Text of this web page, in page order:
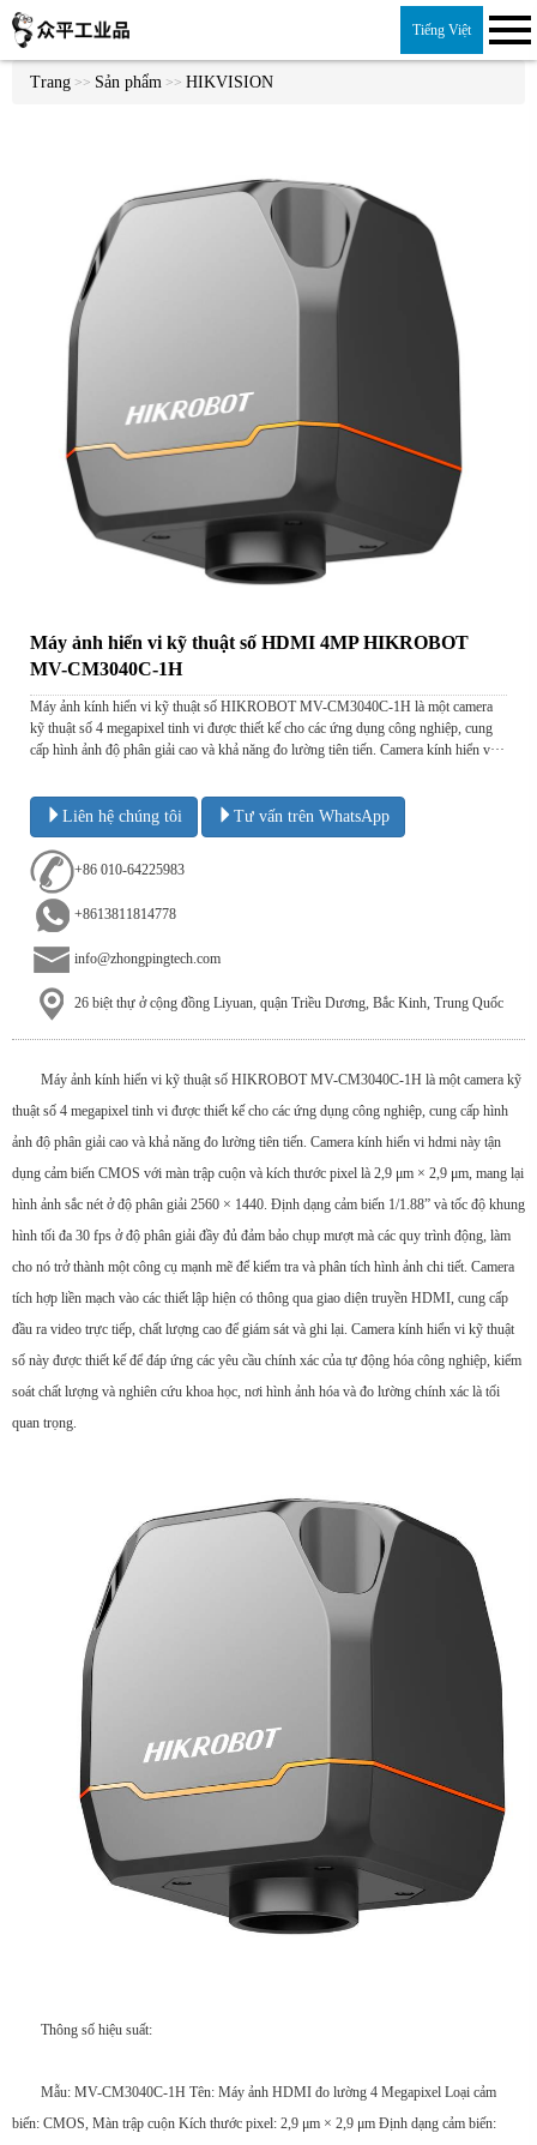
Tiếng Việt
Trang >> Sản phẩm >> HIKVISION
Máy ảnh hiển vi kỹ thuật số HDMI 4MP HIKROBOT
MV-CM3040C-1H
Máy ảnh kính hiển vi kỹ thuật số HIKROBOT MV-CM3040C-1H là một camera
kỹ thuật số 4 megapixel tinh vi được thiết kế cho các ứng dụng công nghiệp, cung
cấp hình ảnh độ phân giải cao và khả năng đo lường tiên tiến. Camera kính hiển v···
Liên hệ chúng tôi Tư vấn trên WhatsApp
+86 010-64225983
+8613811814778
info@zhongpingtech.com
26 biệt thự ở cộng đồng Liyuan, quận Triều Dương, Bắc Kinh, Trung Quốc
Máy ảnh kính hiển vi kỹ thuật số HIKROBOT MV-CM3040C-1H là một camera kỹ
thuật số 4 megapixel tinh vi được thiết kế cho các ứng dụng công nghiệp, cung cấp hình
ảnh độ phân giải cao và khả năng đo lường tiên tiến. Camera kính hiển vi hdmi này tận
dụng cảm biến CMOS với màn trập cuộn và kích thước pixel là 2,9 μm × 2,9 μm, mang lại
hình ảnh sắc nét ở độ phân giải 2560 × 1440. Định dạng cảm biến 1/1.88” và tốc độ khung
hình tối đa 30 fps ở độ phân giải đầy đủ đảm bảo chụp mượt mà các quy trình động, làm
cho nó trở thành một công cụ mạnh mẽ để kiểm tra và phân tích hình ảnh chi tiết. Camera
tích hợp liền mạch vào các thiết lập hiện có thông qua giao diện truyền HDMI, cung cấp
đầu ra video trực tiếp, chất lượng cao để giám sát và ghi lại. Camera kính hiển vi kỹ thuật
số này được thiết kế để đáp ứng các yêu cầu chính xác của tự động hóa công nghiệp, kiểm
soát chất lượng và nghiên cứu khoa học, nơi hình ảnh hóa và đo lường chính xác là tối
quan trọng.
Thông số hiệu suất:
Mẫu: MV-CM3040C-1H Tên: Máy ảnh HDMI đo lường 4 Megapixel Loại cảm
biến: CMOS, Màn trập cuộn Kích thước pixel: 2,9 μm × 2,9 μm Định dạng cảm biến: